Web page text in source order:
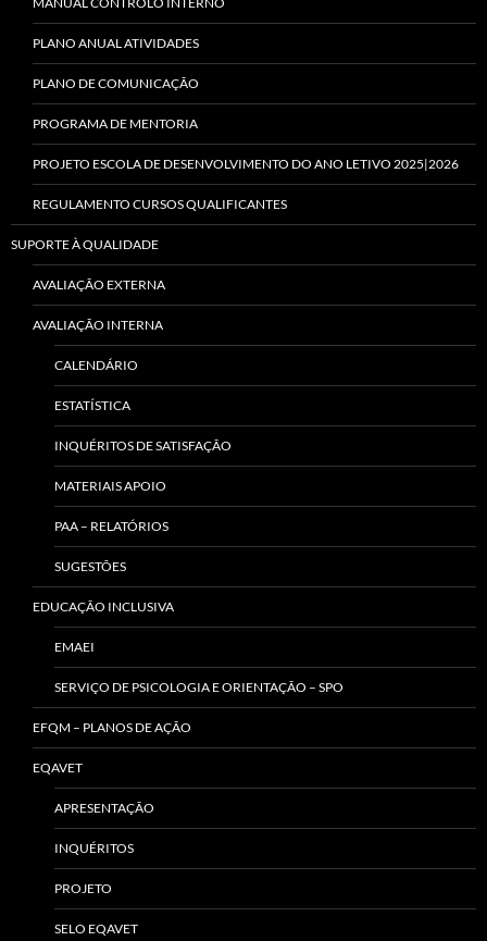
PLANO ANUAL ATIVIDADES
PLANO DE COMUNICAÇÃO
PROGRAMA DE MENTORIA
PROJETO ESCOLA DE DESENVOLVIMENTO DO ANO LETIVO 2025|2026
REGULAMENTO CURSOS QUALIFICANTES
SUPORTE À QUALIDADE
AVALIAÇÃO EXTERNA
AVALIAÇÃO INTERNA
CALENDÁRIO
ESTATÍSTICA
INQUÉRITOS DE SATISFAÇÃO
MATERIAIS APOIO
PAA – RELATÓRIOS
SUGESTÕES
EDUCAÇÃO INCLUSIVA
EMAEI
SERVIÇO DE PSICOLOGIA E ORIENTAÇÃO – SPO
EFQM – PLANOS DE AÇÃO
EQAVET
APRESENTAÇÃO
INQUÉRITOS
PROJETO
SELO EQAVET